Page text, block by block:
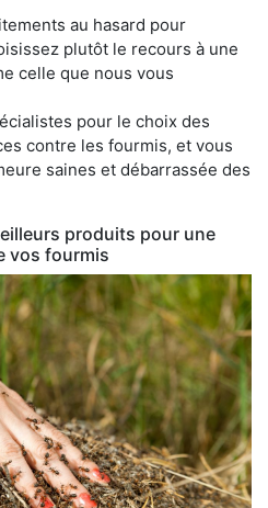
au hasard pour
plutôt le recours à une
celle que nous vous
pour le choix des
contre les fourmis, et vous
saines et débarrassée des
produits pour une
vos fourmis